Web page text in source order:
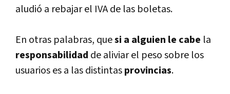
aludió a rebajar el IVA de las boletas.
En otras palabras, quesi a alguien le cabe la
responsabilidad de aliviar el peso sobre los
usuarios es a las distintasprovincias.